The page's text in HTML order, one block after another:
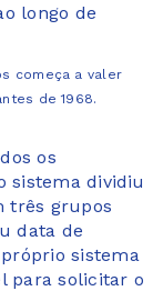
longo de
começa a valer
de 1968.
os
sistema dividiu
três grupos
data de
sistema
para solicitar o